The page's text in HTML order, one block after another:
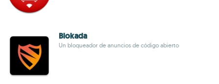
Blokada
Un bloqueador de anuncios de código abierto